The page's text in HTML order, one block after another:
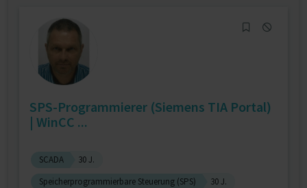
SPS‑Programmierer (Siemens TIA Portal)
| WinCC ...
SCADA
30 J.
Speicherprogrammierbare Steuerung (SPS)
30 J.